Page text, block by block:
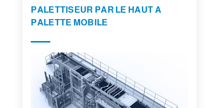
PALETTISEUR PAR LE HAUT A
PALETTE MOBILE